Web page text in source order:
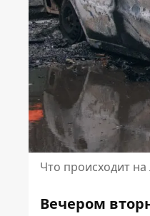
Что происходит
Вечером